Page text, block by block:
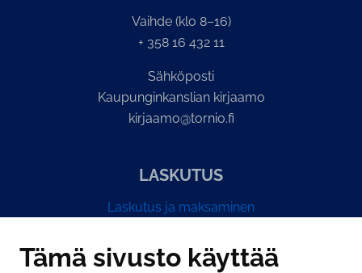
Tämä sivusto käyttää
Vaihde (klo 8–16)
+ 358 16 432 11
Sähköposti
Kaupunginkanslian kirjaamo
kirjaamo@tornio.fi
LASKUTUS
Laskutus ja maksaminen